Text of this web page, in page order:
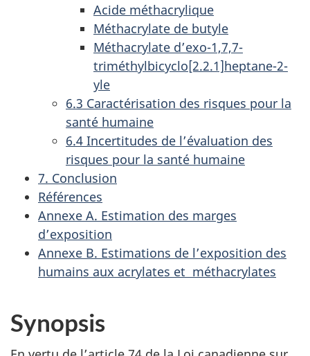
Acide méthacrylique
Méthacrylate de butyle
Méthacrylate d’exo-1,7,7-
triméthylbicyclo[2.2.1]heptane-2-
yle
6.3 Caractérisation des risques pour la
santé humaine
6.4 Incertitudes de l’évaluation des
risques pour la santé humaine
7. Conclusion
Références
Annexe A. Estimation des marges
d’exposition
Annexe B. Estimations de l’exposition des
humains aux acrylates et méthacrylates
Synopsis